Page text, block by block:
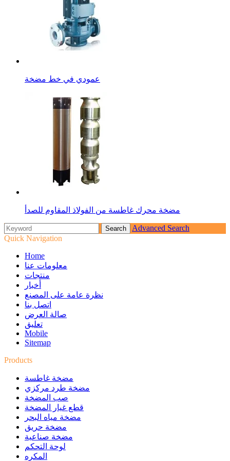
عمودي في خط مضخة
مضخة محرك غاطسة من الفولاذ المقاوم للصدأ
Advanced Search
Quick Navigation
Home
معلومات عنا
منتجات
أخبار
نظرة عامة على المصنع
اتصل بنا
صالة العرض
تعليق
Mobile
Sitemap
Products
مضخة غاطسة
مضخة طرد مركزي
صب المضخة
قطع غيار المضخة
مضخة مياه البحر
مضخة حريق
مضخة صناعية
لوحة التحكم
المكره